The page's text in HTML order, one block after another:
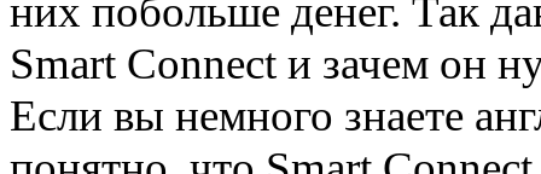
них побольше денег. Так
Smart Connect и зачем он
Если вы немного знаете